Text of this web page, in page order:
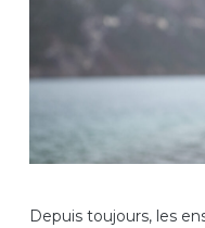
Depuis toujours, les